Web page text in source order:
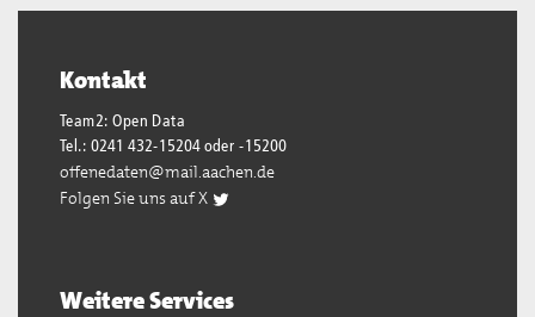
Kontakt
Team2: Open Data
Tel.: 0241 432-15204 oder -15200
offenedaten@mail.aachen.de
Folgen Sie uns auf X
Weitere Services